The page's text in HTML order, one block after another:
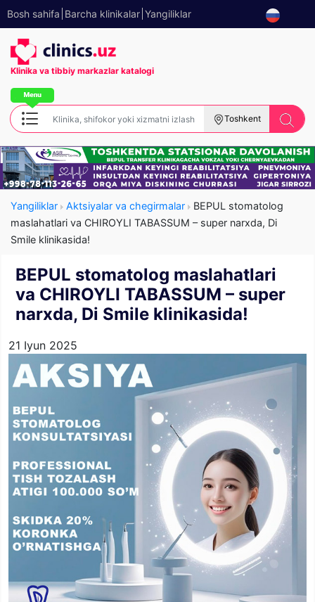
Bosh sahifa Barcha klinikalar Yangiliklar
Klinika va tibbiy markazlar katalogi
Toshkent
Yangiliklar Aktsiyalar va chegirmalar
BEPUL stomatolog
maslahatlari va CHIROYLI TABASSUM – super narxda, Di
Smile klinikasida!
BEPUL stomatolog maslahatlari
va CHIROYLI TABASSUM – super
narxda, Di Smile klinikasida!
21 Iyun 2025